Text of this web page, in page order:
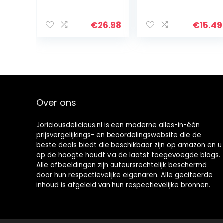
€26.98
chocoladerepen
chocolade
€15.49
Over ons
Joriciousdelicious.nl is een moderne alles-in-één
prijsvergelijkings- en beoordelingswebsite die de
beste deals biedt die beschikbaar zijn op amazon en u
op de hoogte houdt via de laatst toegevoegde blogs.
Alle afbeeldingen zijn auteursrechtelijk beschermd
door hun respectievelijke eigenaren. Alle geciteerde
inhoud is afgeleid van hun respectievelijke bronnen.